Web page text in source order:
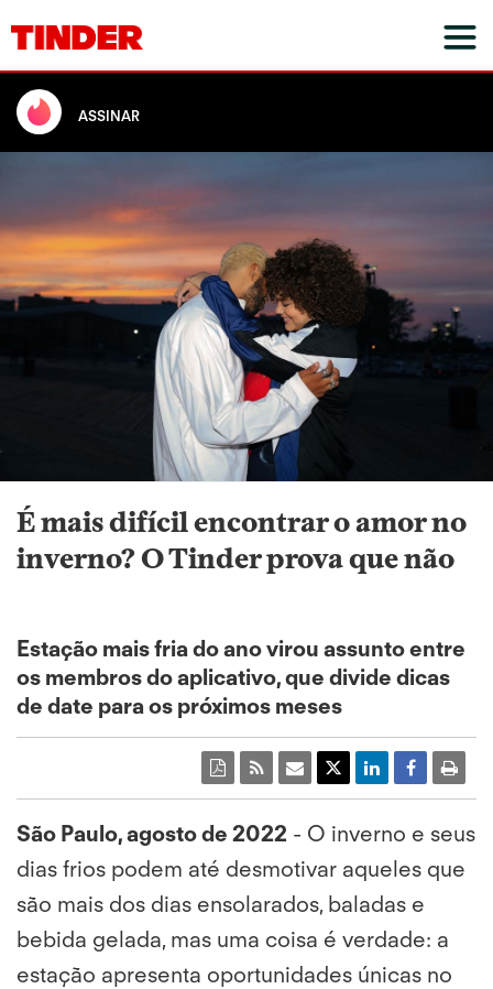
ASSINAR
É mais difícil encontrar o amor no
inverno? O Tinder prova que não
Estação mais fria do ano virou assunto entre
os membros do aplicativo, que divide dicas
de date para os próximos meses
São Paulo, agosto de 2022 - O inverno e seus
dias frios podem até desmotivar aqueles que
são mais dos dias ensolarados, baladas e
bebida gelada, mas uma coisa é verdade: a
estação apresenta oportunidades únicas no